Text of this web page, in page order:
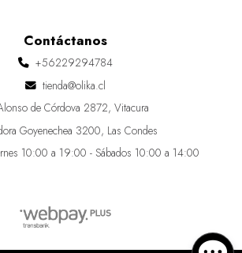
Contáctanos
+56229294784
tienda@olika.cl
de Córdova 2872, Vitacura
Goyenechea 3200, Las Condes
10:00 a 19:00 - Sábados 10:00 a 14:00